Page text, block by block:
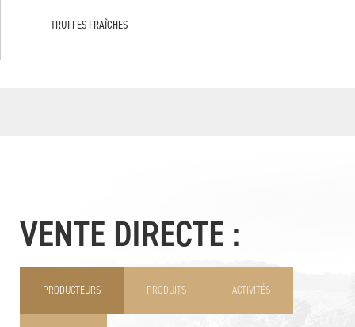
TRUFFES FRAÎCHES
VENTE DIRECTE :
PRODUCTEURS PRODUITS ACTIVITÉS